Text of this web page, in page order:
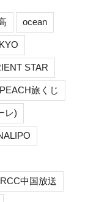
ocean
STAR
PEACH旅くじ
レ)
RCC中国放送